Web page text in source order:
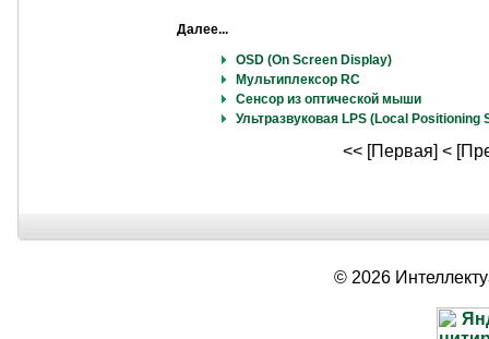
Далее...
OSD (On Screen Display)
Мультиплексор RC
Сенсор из оптической мыши
Ультразвуковая LPS (Local Positioning
<< [Первая] <
© 2026